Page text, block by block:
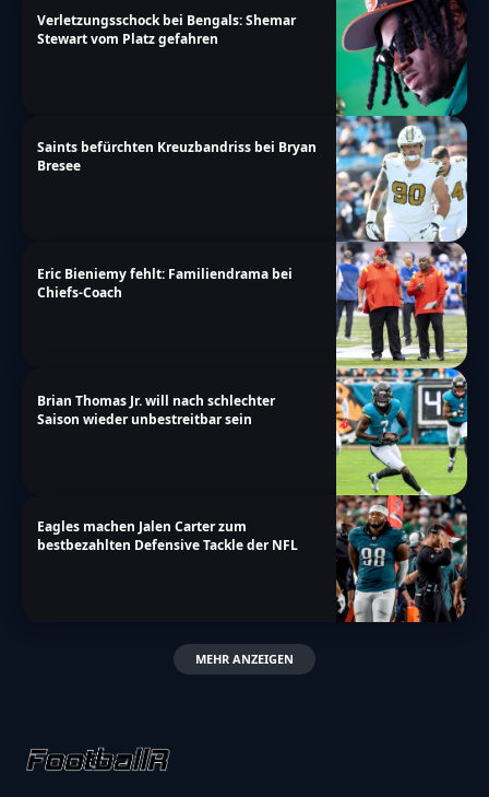
Verletzungsschock bei Bengals: Shemar
Stewart vom Platz gefahren
Saints befürchten Kreuzbandriss bei Bryan
Bresee
Eric Bieniemy fehlt: Familiendrama bei
Chiefs-Coach
Brian Thomas Jr. will nach schlechter
Saison wieder unbestreitbar sein
Eagles machen Jalen Carter zum
bestbezahlten Defensive Tackle der NFL
MEHR ANZEIGEN